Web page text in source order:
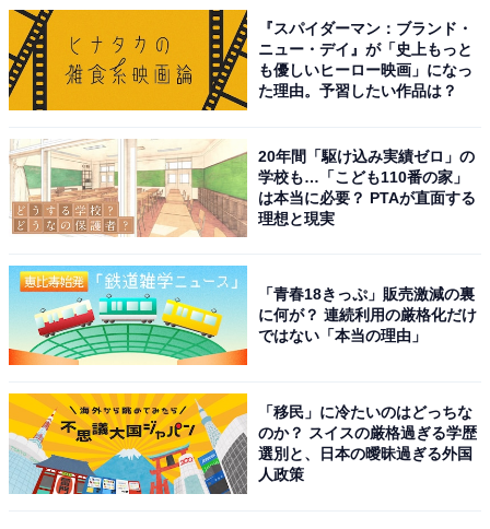
新曲の『涙くん、今日もおはようっ』は、悩みを抱える
曲で、生きる素晴らしさを歌い上げる感動的な1曲。表
現者としての幅をさらに広げる名曲となっています。
そんな「あの」ちゃんですが、ライブでは過激に客席に
『スパイダーマン：ブランド・
ニュー・デイ』が「史上もっと
も優しいヒーロー映画」になっ
た理由。予習したい作品は？
20年間「駆け込み実績ゼロ」の
学校も…「こども110番の家」
は本当に必要？ PTAが直面する
理想と現実
「青春18きっぷ」販売激減の裏
に何が？ 連続利用の厳格化だけ
ではない「本当の理由」
「移民」に冷たいのはどっちな
のか？ スイスの厳格過ぎる学歴
選別と、日本の曖昧過ぎる外国
人政策